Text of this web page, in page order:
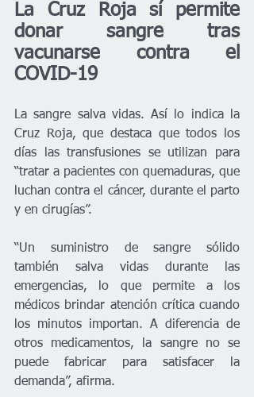
La Cruz Roja sí permite
donar sangre tras
vacunarse contra el
COVID-19
La sangre salva vidas. Así lo indica la
Cruz Roja, que destaca que todos los
días las transfusiones se utilizan para
“tratar a pacientes con quemaduras, que
luchan contra el cáncer, durante el parto
y en cirugías”.
“Un suministro de sangre sólido
también salva vidas durante las
emergencias, lo que permite a los
médicos brindar atención crítica cuando
los minutos importan. A diferencia de
otros medicamentos, la sangre no se
puede fabricar para satisfacer la
demanda”, afirma.